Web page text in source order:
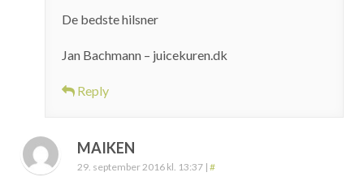
De bedste hilsner
Jan Bachmann – juicekuren.dk
Reply
MAIKEN
29. september 2016 kl. 13:37 | #